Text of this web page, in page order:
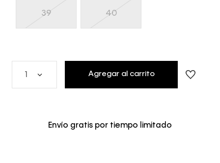
39 40
Agregar al carrito
Envío gratis por tiempo limitado